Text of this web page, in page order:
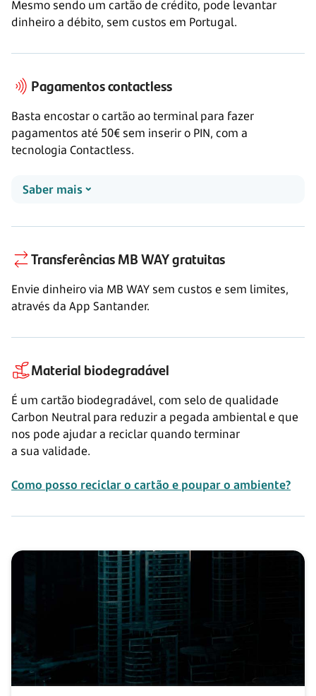
Mesmo sendo um cartão de crédito, pode levantar
dinheiro a débito, sem custos em Portugal.
Pagamentos contactless
Basta encostar o cartão ao terminal para fazer
pagamentos até 50€ sem inserir o PIN, com a
tecnologia Contactless.
Saber mais
TransferênciasMB WAYgratuitas
Envie dinheiro via MB WAY sem custos e sem limites,
através da App Santander.
Material biodegradável
É um cartão biodegradável, com selo de qualidade
Carbon Neutral para reduzir a pegada ambiental e que
nos pode ajudar a reciclar quando terminar
a sua validade.
Como posso reciclar o cartão e poupar o ambiente?